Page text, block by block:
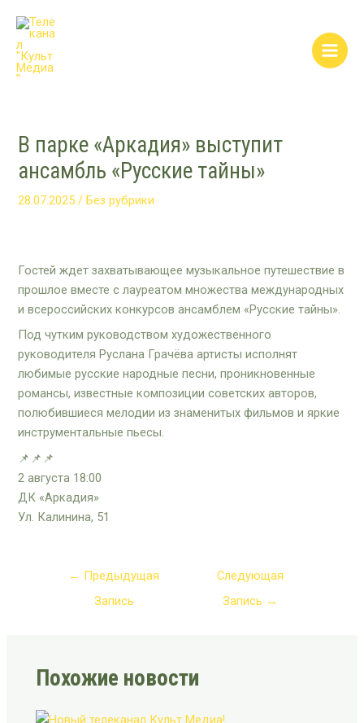
содержимому
В парке «Аркадия» выступит
ансамбль «Русские тайны»
28.07.2025/Без рубрики
Гостей ждет захватывающее музыкальное путешествие в
прошлое вместе с лауреатом множества международных
и всероссийских конкурсов ансамблем «Русские тайны».
Под чутким руководством художественного
руководителя Руслана Грачёва артисты исполнят
любимые русские народные песни, проникновенные
романсы, известные композиции советских авторов,
полюбившиеся мелодии из знаменитых фильмов и яркие
инструментальные пьесы.
📌📌📌
2 августа 18:00
ДК «Аркадия»
Ул. Калинина, 51
navigation
← Предыдущая
Запись
Следующая
Запись →
Похожие новости